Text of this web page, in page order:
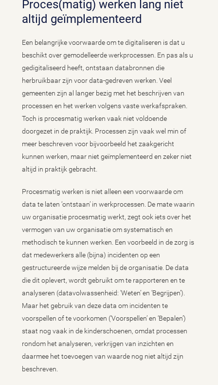
Proces(matig) werken lang niet
altijd geïmplementeerd
Een belangrijke voorwaarde om te digitaliseren is dat u
beschikt over gemodelleerde werkprocessen. En pas als u
gedigitaliseerd heeft, ontstaan databronnen die
herbruikbaar zijn voor data-gedreven werken. Veel
gemeenten zijn al langer bezig met het beschrijven van
processen en het werken volgens vaste werkafspraken.
Toch is procesmatig werken vaak niet voldoende
doorgezet in de praktijk. Processen zijn vaak wel min of
meer beschreven voor bijvoorbeeld het zaakgericht
kunnen werken, maar niet geïmplementeerd en zeker niet
altijd in praktijk gebracht.
Procesmatig werken is niet alleen een voorwaarde om
data te laten ‘ontstaan’ in werkprocessen. De mate waarin
uw organisatie procesmatig werkt, zegt ook iets over het
vermogen van uw organisatie om systematisch en
methodisch te kunnen werken. Een voorbeeld in de zorg is
dat medewerkers alle (bijna) incidenten op een
gestructureerde wijze melden bij de organisatie. De data
die dit oplevert, wordt gebruikt om te rapporteren en te
analyseren (datavolwassenheid: ‘Weten’ en ‘Begrijpen’).
Maar het gebruik van deze data om incidenten te
voorspellen of te voorkomen (‘Voorspellen’ en ‘Bepalen’)
staat nog vaak in de kinderschoenen, omdat processen
rondom het analyseren, verkrijgen van inzichten en
daarmee het toevoegen van waarde nog niet altijd zijn
beschreven.